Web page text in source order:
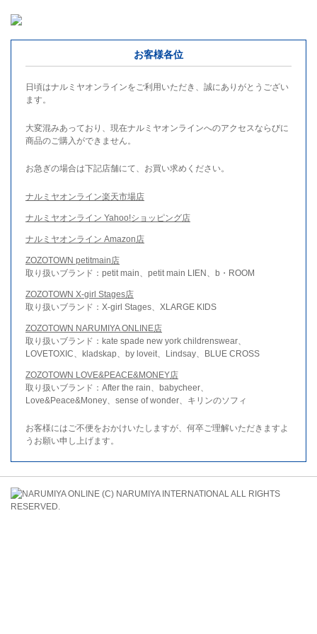
お客様各位
日頃はナルミヤオンラインをご利用いただき、誠にありがとうござい
ます。
大変混みあっており、現在ナルミヤオンラインへのアクセスならびに
商品のご購入ができません。
お急ぎの場合は下記店舗にて、お買い求めください。
ナルミヤオンライン楽天市場店
ナルミヤオンライン Yahoo!ショッピング店
ナルミヤオンライン Amazon店
ZOZOTOWN petitmain店
取り扱いブランド：petit main、petit main LIEN、b・ROOM
ZOZOTOWN X-girl Stages店
取り扱いブランド：X-girl Stages、XLARGE KIDS
ZOZOTOWN NARUMIYA ONLINE店
取り扱いブランド：kate spade new york childrenswear、
LOVETOXIC、kladskap、by loveit、Lindsay、BLUE CROSS
ZOZOTOWN LOVE&PEACE&MONEY店
取り扱いブランド：After the rain、babycheer、
Love&Peace&Money、sense of wonder、キリンのソフィ
お客様にはご不便をおかけいたしますが、何卒ご理解いただきますよ
うお願い申し上げます。